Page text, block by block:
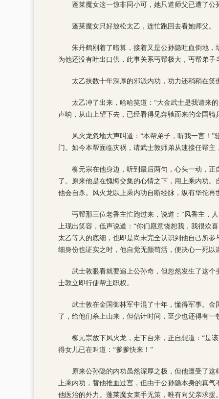
蓬莱魔女这一惊非同小可，她只道师父已遭了
蓬莱魔女只好放松太乙，连忙跑回去看她师父。
朱丹鹤刚着了暗算，接着又是公孙隐吐血倒地
为他还没有吐出口供，此事关系丐帮极大，丐帮弟
太乙挟数十年深厚的邪派内功，功力还稍稍在
太乙冲了出来，哈哈笑道：“大金武士是我请来
声响，从山上望下去，已经看得见奔驰而来的金国骑
风火龙忽地大声叫道：“本帮弟子，听我一言！
门。如今本帮面临灾祸，请武士敦师弟从速接任帮
柳元宗在他身边，听到最后两句，心头一动，
了。原来他是在愧悔交集的心情之下，用上乘内功
他会自杀。风火龙以上乘内功自断经脉，纵有华佗
丐帮那三位老香主忙跑过来，说道：“风香主，
上现出笑容，低声说道：“你们愿意饶恕我，我很欢
太乙等人的底细，也即是尚未完全认识到他自己所
细身份也证实之时，他自觉无颜苟活，便决心一死以
武士敦眼看就要追上公孙奇，但忽然发生了这
士敦立即行使帮主职权。
武士敦在金国御林军中混了十年，懂得军事。
了，给他们杀上山来，但估计时间，至少也还得有
柳元宗放下风火龙，走下台来，正自想道：“是
得女儿已在叫道：“爹爹快来！”
原来公孙隐的内功虽然深厚之极，但他遭受了
上乘内功，替他推血过宫，但由于公孙隐本身的真
他医治的外力。蓬莱魔女束手无策，唯有向父亲求援